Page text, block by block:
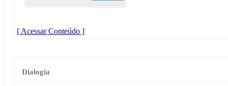
[ Acessar Conteúdo ]
Dialogia